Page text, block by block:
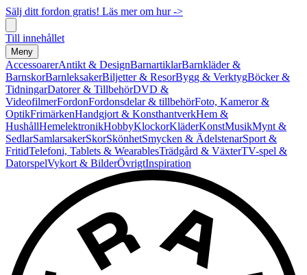
Sälj ditt fordon gratis! Läs mer om hur ->
Till innehållet
Meny
AccessoarerAntikt & DesignBarnartiklarBarnkläder &
BarnskorBarnleksakerBiljetter & ResorBygg & VerktygBöcker &
TidningarDatorer & TillbehörDVD &
VideofilmerFordonFordonsdelar & tillbehörFoto, Kameror &
OptikFrimärkenHandgjort & KonsthantverkHem &
HushållHemelektronikHobbyKlockorKläderKonstMusikMynt &
SedlarSamlarsakerSkorSkönhetSmycken & ÄdelstenarSport &
FritidTelefoni, Tablets & WearablesTrädgård & VäxterTV-spel &
DatorspelVykort & BilderÖvrigtInspiration